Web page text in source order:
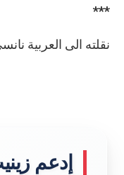
***
نقلته الى العربية
إدعم